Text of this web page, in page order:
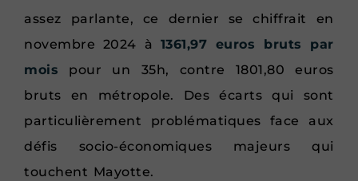
assez parlante, ce dernier se chiffrait en
novembre 2024 à 1361,97 euros bruts par
mois pour un 35h, contre 1801,80 euros
bruts en métropole. Des écarts qui sont
particulièrement problématiques face aux
défis socio-économiques majeurs qui
touchent Mayotte.